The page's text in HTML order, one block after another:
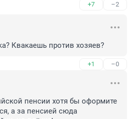
+7 –2
Квакаешь против хозяев?
+1 –0
пенсии хотя бы оформите
а за пенсией сюда